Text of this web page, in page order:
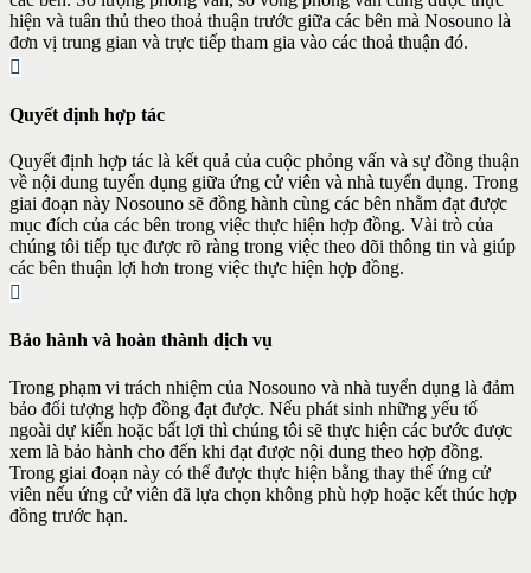
hiện và tuân thủ theo thoả thuận trước giữa các bên mà Nosouno là
đơn vị trung gian và trực tiếp tham gia vào các thoả thuận đó.
Quyết định hợp tác
Quyết định hợp tác là kết quả của cuộc phỏng vấn và sự đồng thuận
về nội dung tuyển dụng giữa ứng cử viên và nhà tuyển dụng. Trong
giai đoạn này Nosouno sẽ đồng hành cùng các bên nhằm đạt được
mục đích của các bên trong việc thực hiện hợp đồng. Vài trò của
chúng tôi tiếp tục được rõ ràng trong việc theo dõi thông tin và giúp
các bên thuận lợi hơn trong việc thực hiện hợp đồng.
Bảo hành và hoàn thành dịch vụ
Trong phạm vi trách nhiệm của Nosouno và nhà tuyển dụng là đảm
bảo đối tượng hợp đồng đạt được. Nếu phát sinh những yếu tố
ngoài dự kiến hoặc bất lợi thì chúng tôi sẽ thực hiện các bước được
xem là bảo hành cho đến khi đạt được nội dung theo hợp đồng.
Trong giai đoạn này có thể được thực hiện bằng thay thế ứng cử
viên nếu ứng cử viên đã lựa chọn không phù hợp hoặc kết thúc hợp
đồng trước hạn.